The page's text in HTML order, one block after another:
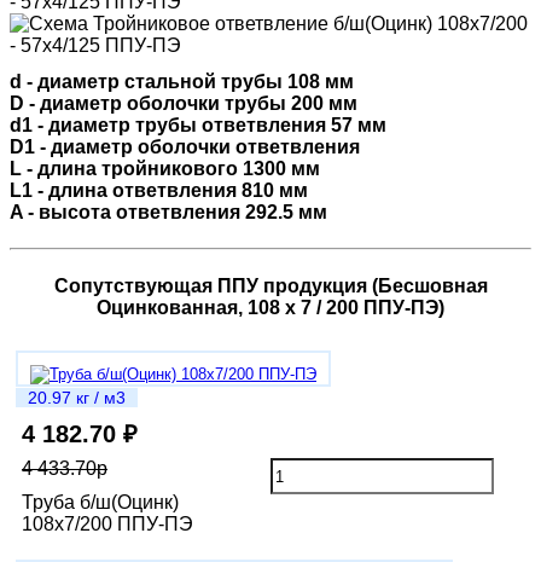
d - диаметр стальной трубы 108 мм
D - диаметр оболочки трубы 200 мм
d1 - диаметр трубы ответвления 57 мм
D1 - диаметр оболочки ответвления
L - длина тройникового 1300 мм
L1 - длина ответвления 810 мм
A - высота ответвления 292.5 мм
Сопутствующая ППУ продукция (Бесшовная
Оцинкованная, 108 х 7 / 200 ППУ-ПЭ)
20.97 кг / м3
4 182.70 ₽
4 433.70р
Труба б/ш(Оцинк)
108х7/200 ППУ-ПЭ